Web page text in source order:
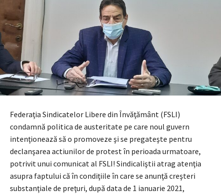
Federaţia Sindicatelor Libere din Învăţământ (FSLI)
condamnă politica de austeritate pe care noul guvern
intenţionează să o promoveze şi se pregateşte pentru
declanşarea actiunilor de protest în perioada urmatoare,
potrivit unui comunicat al FSLI! Sindicaliştii atrag atenţia
asupra faptului că în condiţiile în care se anunţă creşteri
substanţiale de preţuri, după data de 1 ianuarie 2021,